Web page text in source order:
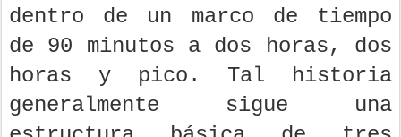
dentro de un marco de tiempo
de 90 minutos a dos horas, dos
horas y pico. Tal historia
generalmente sigue una